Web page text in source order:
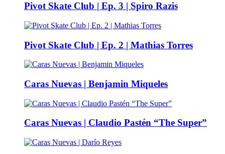
Pivot Skate Club | Ep. 3 | Spiro Razis
Pivot Skate Club | Ep. 2 | Mathias Torres
Caras Nuevas | Benjamin Miqueles
Caras Nuevas | Claudio Pastén “The Super”